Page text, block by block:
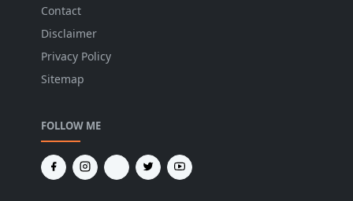
Contact
Disclaimer
Privacy Policy
Sitemap
FOLLOW ME